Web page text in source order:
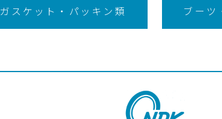
ガスケット・パッキン類 ブーツ